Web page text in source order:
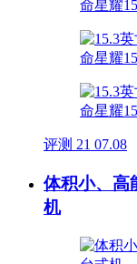
评测 21 07.08
体积小、高
机